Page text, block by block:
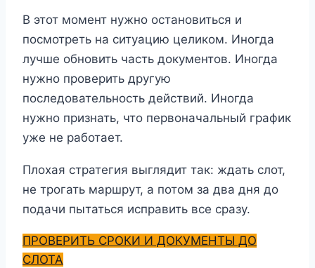
В этот момент нужно остановиться и
посмотреть на ситуацию целиком. Иногда
лучше обновить часть документов. Иногда
нужно проверить другую
последовательность действий. Иногда
нужно признать, что первоначальный график
уже не работает.
Плохая стратегия выглядит так: ждать слот,
не трогать маршрут, а потом за два дня до
подачи пытаться исправить все сразу.
ПРОВЕРИТЬ СРОКИ И ДОКУМЕНТЫ ДО
СЛОТА